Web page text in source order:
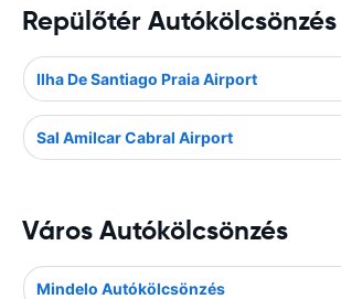
Repülőtér Autókölcsönzés
Ilha De Santiago Praia Airport
Sal Amilcar Cabral Airport
Város Autókölcsönzés
Mindelo Autókölcsönzés